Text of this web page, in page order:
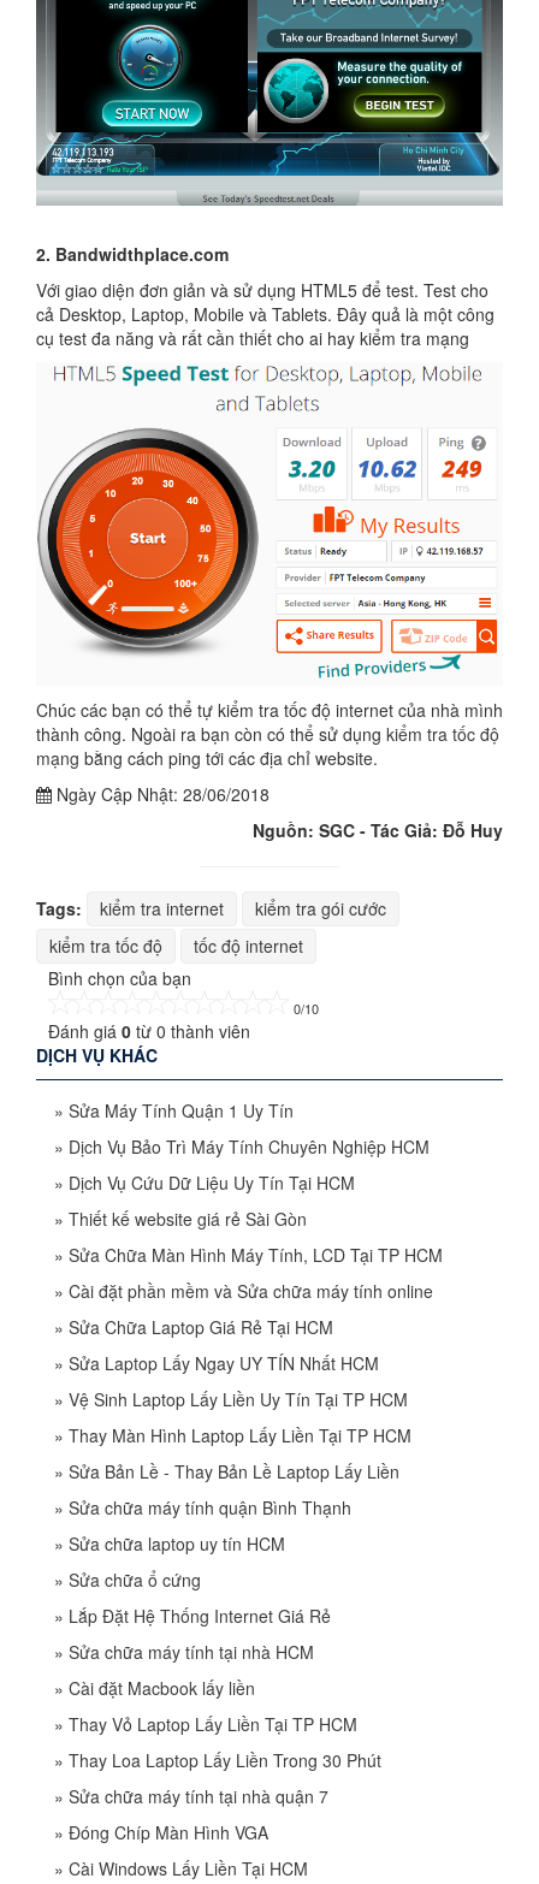
2. Bandwidthplace.com
Với giao diện đơn giản và sử dụng HTML5 để test. Test cho
cả Desktop, Laptop, Mobile và Tablets. Đây quả là một công
cụ test đa năng và rất cần thiết cho ai hay kiểm tra mạng
Chúc các bạn có thể tự kiểm tra tốc độ internet của nhà mình
thành công. Ngoài ra bạn còn có thể sử dụng kiểm tra tốc độ
mạng bằng cách ping tới các địa chỉ website.
Ngày Cập Nhật: 28/06/2018
Nguồn: SGC - Tác Giả: Đỗ Huy
Tags: kiểm tra internet
kiểm tra gói cước
kiểm tra tốc độ
tốc độ internet
Bình chọn của bạn
0/10
Đánh giá 0 từ 0 thành viên
DỊCH VỤ KHÁC
» Sửa Máy Tính Quận 1 Uy Tín
» Dịch Vụ Bảo Trì Máy Tính Chuyên Nghiệp HCM
» Dịch Vụ Cứu Dữ Liệu Uy Tín Tại HCM
» Thiết kế website giá rẻ Sài Gòn
» Sửa Chữa Màn Hình Máy Tính, LCD Tại TP HCM
» Cài đặt phần mềm và Sửa chữa máy tính online
» Sửa Chữa Laptop Giá Rẻ Tại HCM
» Sửa Laptop Lấy Ngay UY TÍN Nhất HCM
» Vệ Sinh Laptop Lấy Liền Uy Tín Tại TP HCM
» Thay Màn Hình Laptop Lấy Liền Tại TP HCM
» Sửa Bản Lề - Thay Bản Lề Laptop Lấy Liền
» Sửa chữa máy tính quận Bình Thạnh
» Sửa chữa laptop uy tín HCM
» Sửa chữa ổ cứng
» Lắp Đặt Hệ Thống Internet Giá Rẻ
» Sửa chữa máy tính tại nhà HCM
» Cài đặt Macbook lấy liền
» Thay Vỏ Laptop Lấy Liền Tại TP HCM
» Thay Loa Laptop Lấy Liền Trong 30 Phút
» Sửa chữa máy tính tại nhà quận 7
» Đóng Chíp Màn Hình VGA
» Cài Windows Lấy Liền Tại HCM